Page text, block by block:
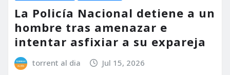
La Policía Nacional detiene a un
hombre tras amenazar e
intentar asfixiar a su expareja
torrent al dia Jul 15, 2026